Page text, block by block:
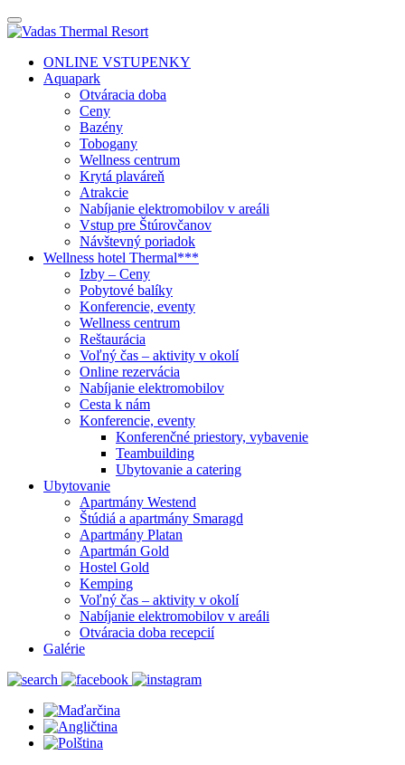
ONLINE VSTUPENKY
Aquapark
Otváracia doba
Ceny
Bazény
Tobogany
Wellness centrum
Krytá plaváreň
Atrakcie
Nabíjanie elektromobilov v areáli
Vstup pre Štúrovčanov
Návštevný poriadok
Wellness hotel Thermal***
Izby – Ceny
Pobytové balíky
Konferencie, eventy
Wellness centrum
Reštaurácia
Voľný čas – aktivity v okolí
Online rezervácia
Nabíjanie elektromobilov
Cesta k nám
Konferencie, eventy
Konferenčné priestory, vybavenie
Teambuilding
Ubytovanie a catering
Ubytovanie
Apartmány Westend
Štúdiá a apartmány Smaragd
Apartmány Platan
Apartmán Gold
Hostel Gold
Kemping
Voľný čas – aktivity v okolí
Nabíjanie elektromobilov v areáli
Otváracia doba recepcií
Galérie